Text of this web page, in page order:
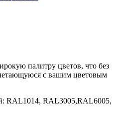
палитру цветов, что без
с вашим цветовым
RAL1014, RAL3005,RAL6005,